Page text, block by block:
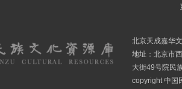
北京天成嘉华
地址：北京市
大街49号院民
copyright 中国